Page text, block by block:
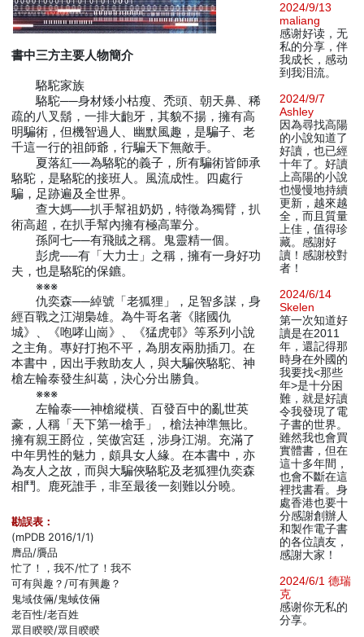
書中三方主要人物簡介
駱駝家族
駱駝──身材矮小枯瘦、禿頭、朝天鼻、稀
疏的八叉鬍，一排大齙牙，其貌不揚，擁有高
明騙術，但機智過人、幽默風趣，是騙子、老
千這一行的祖師爺，行騙天下無敵手。
夏落紅──為駱駝的義子，所有騙術皆師承
駱駝，是駱駝的接班人。風流成性。四處行
騙，足跡遍及全世界。
查大媽──扒手幫祖奶奶，特徵為獨臂，扒
術高超，在扒手幫內擁有極高輩分。
孫阿七──有飛賊之稱。鬼靈精一個。
彭虎──有「大力士」之稱，擁有一身好功
夫，也是駱駝的保鑣。
※※※
仇奕森──綽號「老狐狸」，足智多謀，身
經百戰之江湖梟雄。為牛哥名著《賭國仇
城》、《咆哮山崗》、《猛虎邨》等系列小說
之主角。專好打抱不平，為朋友兩肋插刀。在
本書中，因出手救助友人，與大騙俠駱駝、神
槍左輪泰發生糾葛，決心分出勝負。
※※※
左輪泰──神槍縱橫、百發百中的亂世英
豪，人稱「天下第一槍手」，槍法神準無比。
擁有親王爵位，笑傲宮廷，涉身江湖。充滿了
中年男性的魅力，頗具女人緣。在本書中，亦
為友人之故，而與大騙俠駱駝及老狐狸仇奕森
相鬥。鹿死誰手，非至最後一刻難以分曉。
勘誤表：
(mPDB 2016/1/1)
膺品/贗品
忙了！，我不/忙了！我不
可有與趣？/可有興趣？
鬼域伎倆/鬼蜮伎倆
老百性/老百姓
眾目睽暌/眾目睽睽
2024/9/13
maliang
感谢好读，无
私的分享，伴
我成长，感动
到我泪流。
2024/9/7
Ashley
因為尋找高陽
的小說知道了
好讀，也已經
十年了。好讀
上高陽的小說
也慢慢地持續
更新，越來越
全，而且質量
上佳，值得珍
藏。感謝好
讀！感謝校對
者！
2024/6/14
Skelen
第一次知道好
讀是在2011
年，還記得那
時身在外國的
我要找<那些
年>是十分困
難，就是好讀
令我發現了電
子書的世界。
雖然我也會買
實體書，但在
這十多年間，
也會不斷在這
裡找書看。身
處香港也要十
分感謝創辦人
和製作電子書
的各位讀友，
感謝大家！
2024/6/1 德瑞
克
感谢你无私的
分享。